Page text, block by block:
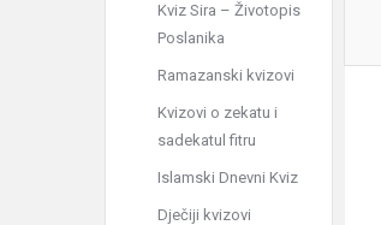
Kviz Sira – Životopis
Poslanika
Ramazanski kvizovi
Kvizovi o zekatu i
sadekatul fitru
Islamski Dnevni Kviz
Dječiji kvizovi